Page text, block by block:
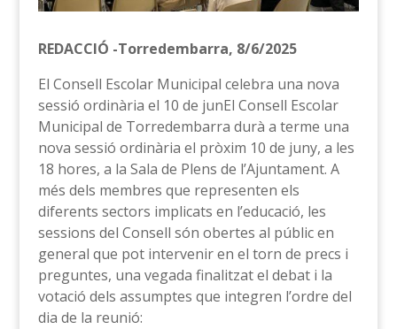
REDACCIÓ -Torredembarra, 8/6/2025
El Consell Escolar Municipal celebra una nova
sessió ordinària el 10 de junEl Consell Escolar
Municipal de Torredembarra durà a terme una
nova sessió ordinària el pròxim 10 de juny, a les
18 hores, a la Sala de Plens de l’Ajuntament. A
més dels membres que representen els
diferents sectors implicats en l’educació, les
sessions del Consell són obertes al públic en
general que pot intervenir en el torn de precs i
preguntes, una vegada finalitzat el debat i la
votació dels assumptes que integren l’ordre del
dia de la reunió: